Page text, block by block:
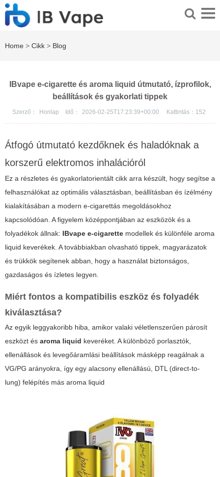
Home > Cikk > Blog
IBvape e-cigarette és aroma liquid útmutató, ízprofilok,
beállítások és gyakorlati tippek
Szerző： Honlap Idő： 2026-02-25T17:23:39+00:00 Kattintás： 152
Átfogó útmutató kezdőknek és haladóknak a
korszerű elektromos inhalációról
Ez a részletes és gyakorlatorientált cikk arra készült, hogy segítse a
felhasználókat az optimális választásban, beállításban és ízélmény
kialakításában a modern e-cigarettás megoldásokhoz
kapcsolódóan. A figyelem középpontjában az eszközök és a
folyadékok állnak: IBvape e-cigarette modellek és különféle aroma
liquid keverékek. A továbbiakban olvasható tippek, magyarázatok
és trükkök segítenek abban, hogy a használat biztonságos,
gazdaságos és ízletes legyen.
Miért fontos a kompatibilis eszköz és folyadék
kiválasztása?
Az egyik leggyakoribb hiba, amikor valaki véletlenszerűen párosít
eszközt és aroma liquid keveréket. A különböző porlasztók,
ellenállások és levegőáramlási beállítások másképp reagálnak a
VG/PG arányokra, így egy alacsony ellenállású, DTL (direct-to-
lung) felépítés más aroma liquid